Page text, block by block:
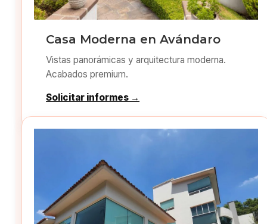
Casa Moderna en Avándaro
Vistas panorámicas y arquitectura moderna.
Acabados premium.
Solicitar informes →